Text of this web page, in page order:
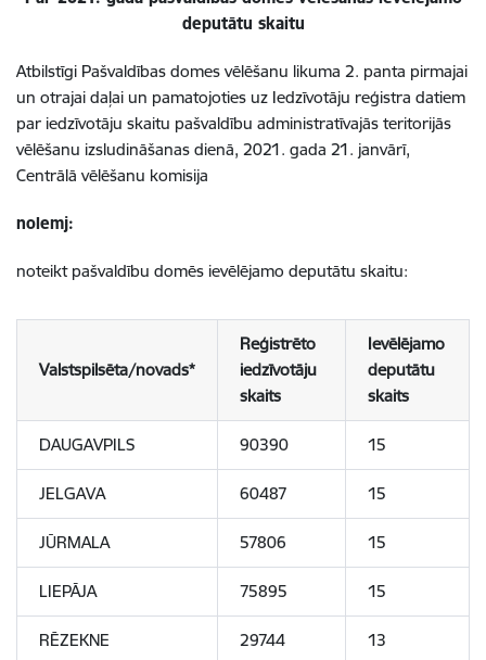
deputātu skaitu
Atbilstīgi Pašvaldības domes vēlēšanu likuma 2. panta pirmajai
un otrajai daļai un pamatojoties uz Iedzīvotāju reģistra datiem
par iedzīvotāju skaitu pašvaldību administratīvajās teritorijās
vēlēšanu izsludināšanas dienā, 2021. gada 21. janvārī,
Centrālā vēlēšanu komisija
nolemj:
noteikt pašvaldību domēs ievēlējamo deputātu skaitu:
Valstspilsēta/novads*
Reģistrēto
iedzīvotāju
skaits
Ievēlējamo
deputātu
skaits
DAUGAVPILS 90390 15
JELGAVA 60487 15
JŪRMALA 57806 15
LIEPĀJA 75895 15
RĒZEKNE 29744 13